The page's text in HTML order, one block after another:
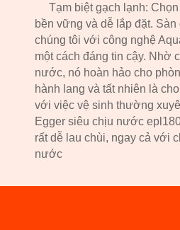
Tạm biệt gạch lạnh:
bền vững và dễ lắp đặt.
chúng tôi với công nghệ
một cách đáng tin cậy. Nhờ
nước, nó hoàn hảo cho
hành lang và tất nhiên là
với việc vệ sinh thường
Egger siêu chịu nước epl1
rất dễ lau chùi, ngay cả với
nước